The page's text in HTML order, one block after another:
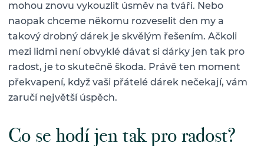
mohou znovu vykouzlit úsměv na tváři. Nebo
naopak chceme někomu rozveselit den my a
takový drobný dárek je skvělým řešením. Ačkoli
mezi lidmi není obvyklé dávat si dárky jen tak pro
radost, je to skutečně škoda. Právě ten moment
překvapení, když vaši přátelé dárek nečekají, vám
zaručí největší úspěch.
Co se hodí jen tak pro radost?